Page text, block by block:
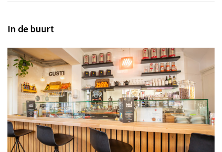
In de buurt